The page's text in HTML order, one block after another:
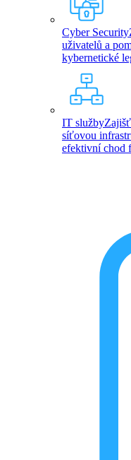
Cyber Security
uživatelů a
kybernetické
IT služby
síťovou
efektivní chod